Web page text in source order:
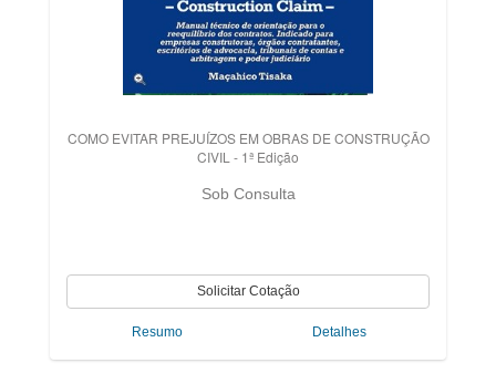
COMO EVITAR PREJUÍZOS EM OBRAS DE CONSTRUÇÃO
CIVIL - 1ª Edição
Sob Consulta
Resumo Detalhes